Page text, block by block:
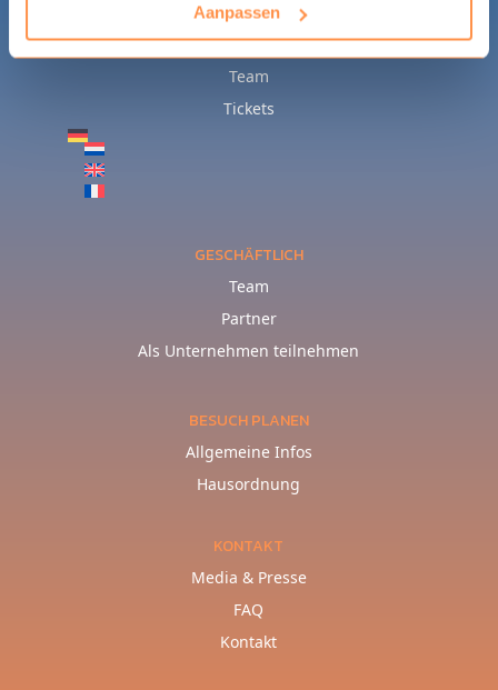
Aanpassen
News
FAQ
Team
Tickets
GESCHÄFTLICH
Team
Partner
Als Unternehmen teilnehmen
BESUCH PLANEN
Allgemeine Infos
Hausordnung
KONTAKT
Media & Presse
FAQ
Kontakt